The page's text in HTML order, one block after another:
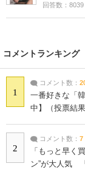
回答数：8039
コメントランキング
1
コメント数：
一番好きな「
中】（投票結
2
コメント数： 7
「もっと早く
ン”が大人気